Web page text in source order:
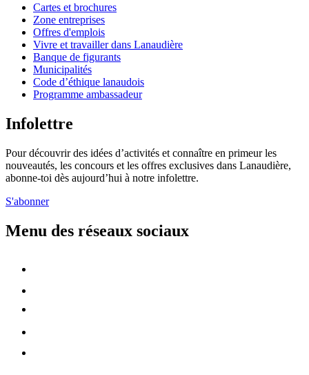
Cartes et brochures
Zone entreprises
Offres d'emplois
Vivre et travailler dans Lanaudière
Banque de figurants
Municipalités
Code d’éthique lanaudois
Programme ambassadeur
Infolettre
Pour découvrir des idées d’activités et connaître en primeur les
nouveautés, les concours et les offres exclusives dans Lanaudière,
abonne-toi dès aujourd’hui à notre infolettre.
S'abonner
Menu des réseaux sociaux